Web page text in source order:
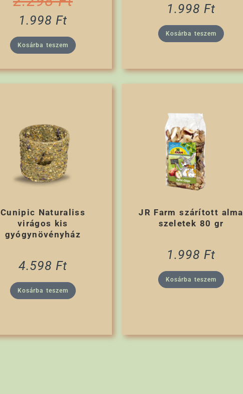
1.998 Ft
Kosárba teszem
1.998 Ft
Kosárba teszem
Cunipic Naturaliss
virágos kis
gyógynövényház
4.598 Ft
Kosárba teszem
JR Farm szárított alma
szeletek 80 gr
1.998 Ft
Kosárba teszem